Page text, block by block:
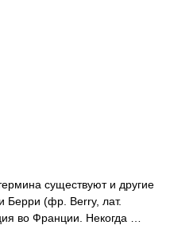
существуют и другие
Берри (фр. Berry, лат.
во Франции. Некогда …